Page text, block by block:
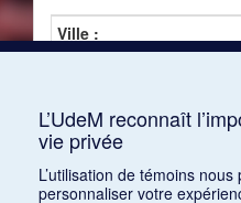
Ville :
Programme
L’UdeM reconnaît
vie privée
L’utilisation de témoins
personnaliser votre